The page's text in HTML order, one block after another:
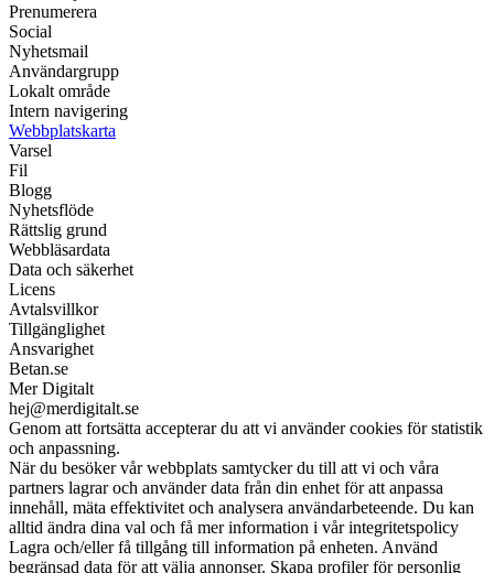
Prenumerera
Social
Nyhetsmail
Användargrupp
Lokalt område
Intern navigering
Webbplatskarta
Varsel
Fil
Blogg
Nyhetsflöde
Rättslig grund
Webbläsardata
Data och säkerhet
Licens
Avtalsvillkor
Tillgänglighet
Ansvarighet
Betan.se
Mer Digitalt
hej@merdigitalt.se
Genom att fortsätta accepterar du att vi använder cookies för statistik
och anpassning.
När du besöker vår webbplats samtycker du till att vi och våra
partners lagrar och använder data från din enhet för att anpassa
innehåll, mäta effektivitet och analysera användarbeteende. Du kan
alltid ändra dina val och få mer information i vår integritetspolicy
Lagra och/eller få tillgång till information på enheten. Använd
begränsad data för att välja annonser. Skapa profiler för personlig